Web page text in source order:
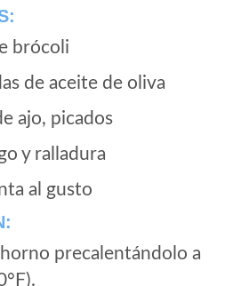
brócoli
de aceite de oliva
ajo, picados
y ralladura
al gusto
precalentándolo a